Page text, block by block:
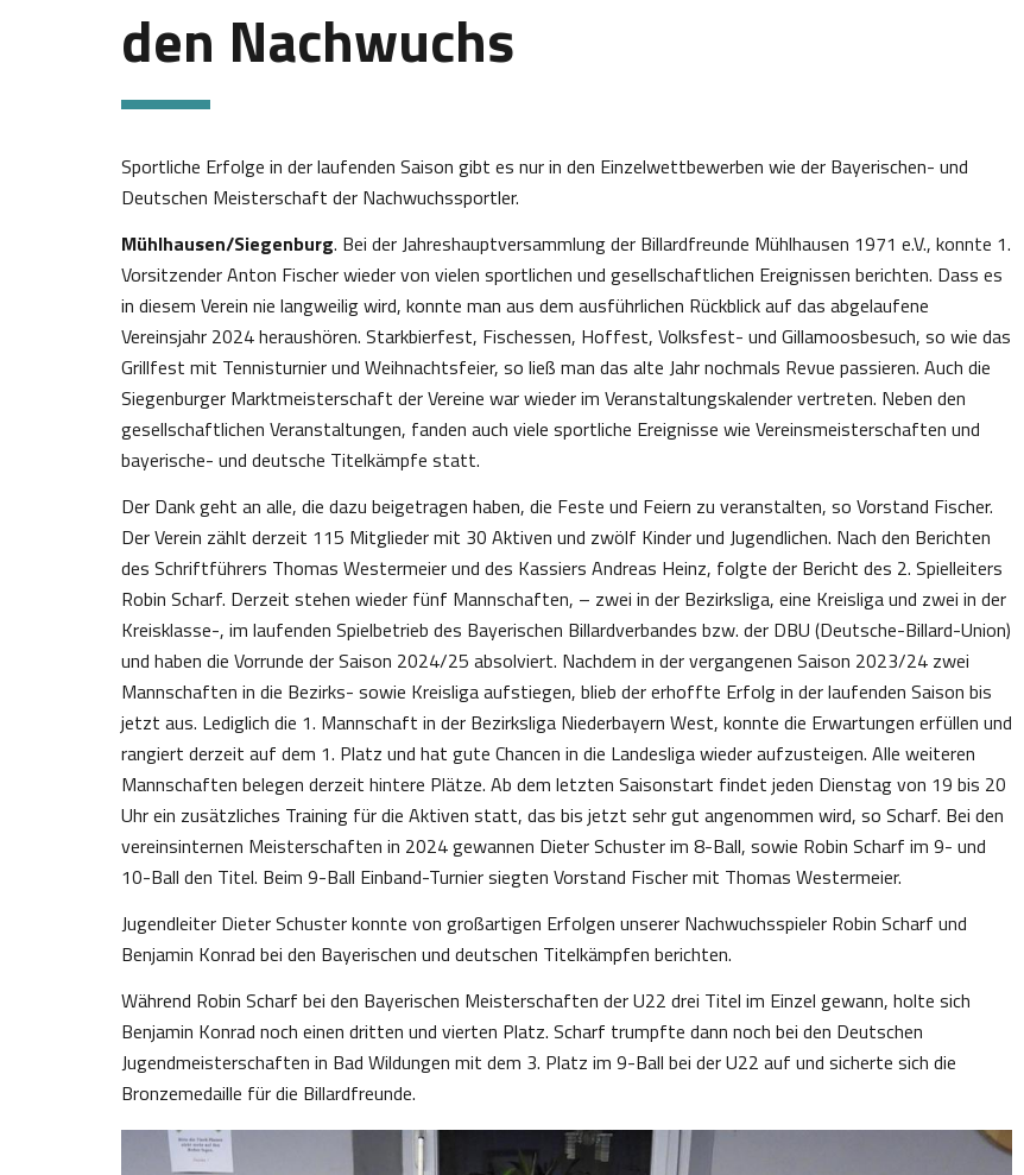
den Nachwuchs
Sportliche Erfolge in der laufenden Saison gibt es nur in den Einzelwettbewerben wie der Bayerischen- und
Deutschen Meisterschaft der Nachwuchssportler.
Mühlhausen/Siegenburg. Bei der Jahreshauptversammlung der Billardfreunde Mühlhausen 1971 e.V., konnte 1.
Vorsitzender Anton Fischer wieder von vielen sportlichen und gesellschaftlichen Ereignissen berichten. Dass es
in diesem Verein nie langweilig wird, konnte man aus dem ausführlichen Rückblick auf das abgelaufene
Vereinsjahr 2024 heraushören. Starkbierfest, Fischessen, Hoffest, Volksfest- und Gillamoosbesuch, so wie das
Grillfest mit Tennisturnier und Weihnachtsfeier, so ließ man das alte Jahr nochmals Revue passieren. Auch die
Siegenburger Marktmeisterschaft der Vereine war wieder im Veranstaltungskalender vertreten. Neben den
gesellschaftlichen Veranstaltungen, fanden auch viele sportliche Ereignisse wie Vereinsmeisterschaften und
bayerische- und deutsche Titelkämpfe statt.
Der Dank geht an alle, die dazu beigetragen haben, die Feste und Feiern zu veranstalten, so Vorstand Fischer.
Der Verein zählt derzeit 115 Mitglieder mit 30 Aktiven und zwölf Kinder und Jugendlichen. Nach den Berichten
des Schriftführers Thomas Westermeier und des Kassiers Andreas Heinz, folgte der Bericht des 2. Spielleiters
Robin Scharf. Derzeit stehen wieder fünf Mannschaften, – zwei in der Bezirksliga, eine Kreisliga und zwei in der
Kreisklasse-, im laufenden Spielbetrieb des Bayerischen Billardverbandes bzw. der DBU (Deutsche-Billard-Union)
und haben die Vorrunde der Saison 2024/25 absolviert. Nachdem in der vergangenen Saison 2023/24 zwei
Mannschaften in die Bezirks- sowie Kreisliga aufstiegen, blieb der erhoffte Erfolg in der laufenden Saison bis
jetzt aus. Lediglich die 1. Mannschaft in der Bezirksliga Niederbayern West, konnte die Erwartungen erfüllen und
rangiert derzeit auf dem 1. Platz und hat gute Chancen in die Landesliga wieder aufzusteigen. Alle weiteren
Mannschaften belegen derzeit hintere Plätze. Ab dem letzten Saisonstart findet jeden Dienstag von 19 bis 20
Uhr ein zusätzliches Training für die Aktiven statt, das bis jetzt sehr gut angenommen wird, so Scharf. Bei den
vereinsinternen Meisterschaften in 2024 gewannen Dieter Schuster im 8-Ball, sowie Robin Scharf im 9- und
10-Ball den Titel. Beim 9-Ball Einband-Turnier siegten Vorstand Fischer mit Thomas Westermeier.
Jugendleiter Dieter Schuster konnte von großartigen Erfolgen unserer Nachwuchsspieler Robin Scharf und
Benjamin Konrad bei den Bayerischen und deutschen Titelkämpfen berichten.
Während Robin Scharf bei den Bayerischen Meisterschaften der U22 drei Titel im Einzel gewann, holte sich
Benjamin Konrad noch einen dritten und vierten Platz. Scharf trumpfte dann noch bei den Deutschen
Jugendmeisterschaften in Bad Wildungen mit dem 3. Platz im 9-Ball bei der U22 auf und sicherte sich die
Bronzemedaille für die Billardfreunde.